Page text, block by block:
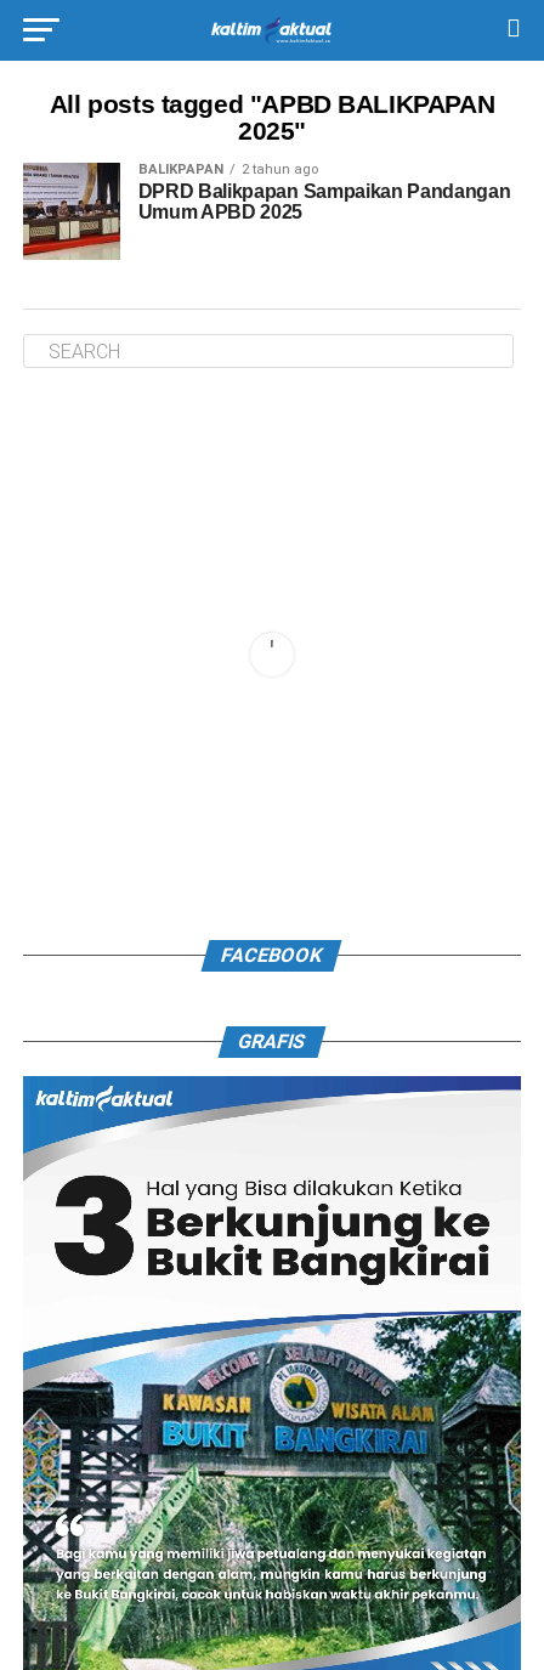
All posts tagged "APBD BALIKPAPAN
2025"
BALIKPAPAN 2 tahun ago
DPRD Balikpapan Sampaikan Pandangan
Umum APBD 2025
FACEBOOK
GRAFIS